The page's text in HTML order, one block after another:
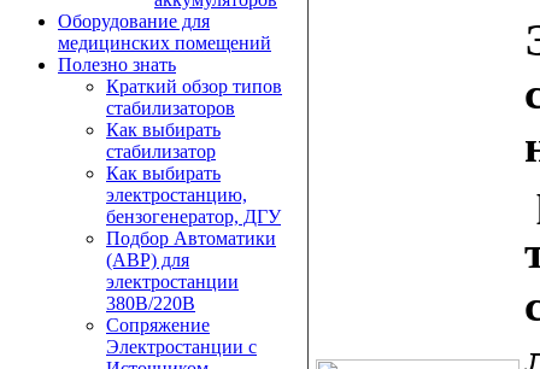
Оборудование для
медицинских помещений
Полезно знать
Краткий обзор типов
стабилизаторов
Как выбирать
стабилизатор
Как выбирать
электростанцию,
бензогенератор, ДГУ
Подбор Автоматики
(АВР) для
электростанции
380В/220В
Сопряжение
Электростанции с